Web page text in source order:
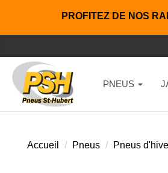
PROFITEZ DE NOS
PNEUS
Accueil Pneus Pneus